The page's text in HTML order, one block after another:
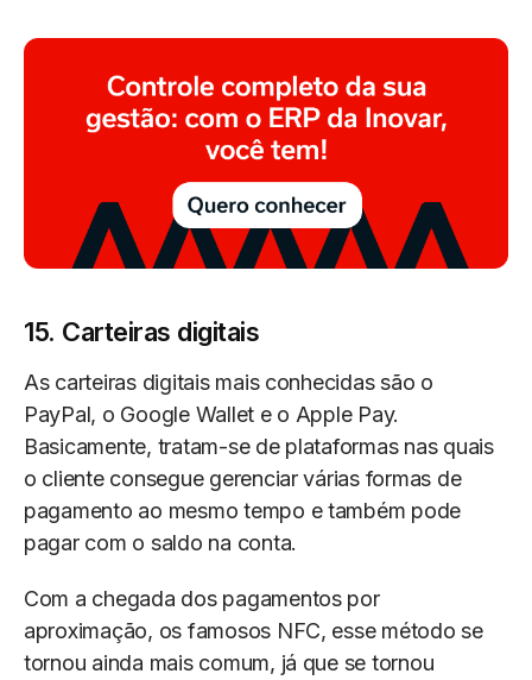
15. Carteiras digitais
As carteiras digitais mais conhecidas são o
PayPal, o Google Wallet e o Apple Pay.
Basicamente, tratam-se de plataformas nas quais
o cliente consegue gerenciar várias formas de
pagamento ao mesmo tempo e também pode
pagar com o saldo na conta.
Com a chegada dos pagamentos por
aproximação, os famosos NFC, esse método se
tornou ainda mais comum, já que se tornou